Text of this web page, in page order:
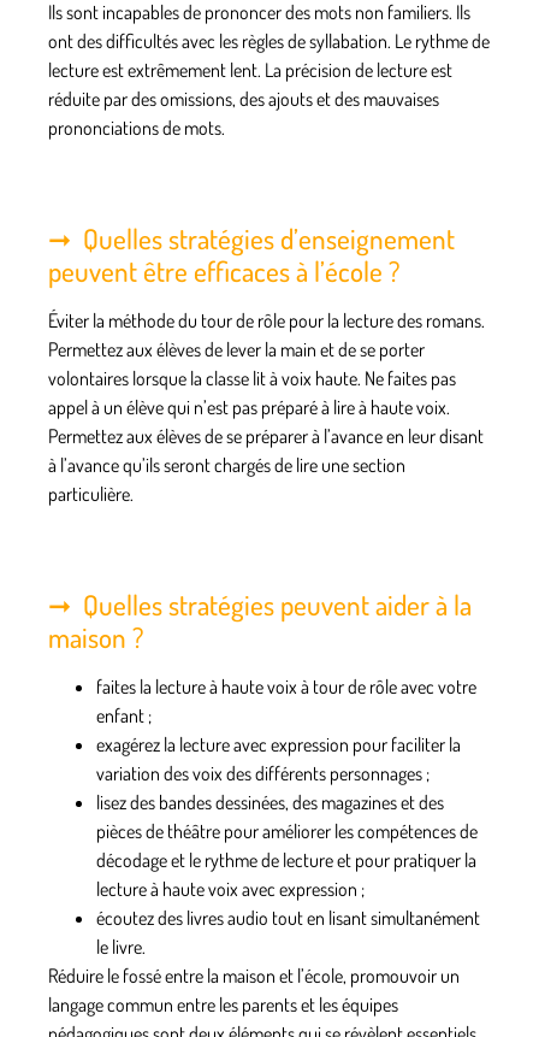
Ils sont incapables de prononcer des mots non familiers. Ils
ont des difficultés avec les règles de syllabation. Le rythme de
lecture est extrêmement lent. La précision de lecture est
réduite par des omissions, des ajouts et des mauvaises
prononciations de mots.
Quelles stratégies d’enseignement
peuvent être efficaces à l’école ?
Éviter la méthode du tour de rôle pour la lecture des romans.
Permettez aux élèves de lever la main et de se porter
volontaires lorsque la classe lit à voix haute. Ne faites pas
appel à un élève qui n’est pas préparé à lire à haute voix.
Permettez aux élèves de se préparer à l’avance en leur disant
à l’avance qu’ils seront chargés de lire une section
particulière.
Quelles stratégies peuvent aider à la
maison ?
faites la lecture à haute voix à tour de rôle avec votre
enfant ;
exagérez la lecture avec expression pour faciliter la
variation des voix des différents personnages ;
lisez des bandes dessinées, des magazines et des
pièces de théâtre pour améliorer les compétences de
décodage et le rythme de lecture et pour pratiquer la
lecture à haute voix avec expression ;
écoutez des livres audio tout en lisant simultanément
le livre.
Réduire le fossé entre la maison et l’école, promouvoir un
langage commun entre les parents et les équipes